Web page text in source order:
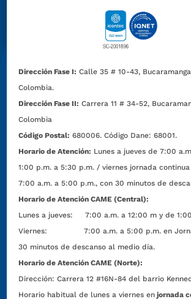
Dirección Fase I: Calle 35 # 10-43,
Colombia.
Dirección Fase II: Carrera 11 # 34-52,
Colombia
Código Postal: 680006. Código Dane: 68001.
Horario de Atención: Lunes a jueves de 7:00
1:00 p.m. a 5:30 p.m. / viernes jornada
7:00 a.m. a 5:00 p.m., con 30 minutos de
Horario de Atención CAME (Central):
Lunes a jueves: 7:00 a.m. a 12:00 m y de
Viernes: 7:00 a.m. a 5:00 p.m. en
30 minutos de descanso al medio día.
Horario de Atención CAME (Norte):
Dirección:Carrera 12 #16N-84 del barrio
Horario habitual de lunes a viernes en jornada